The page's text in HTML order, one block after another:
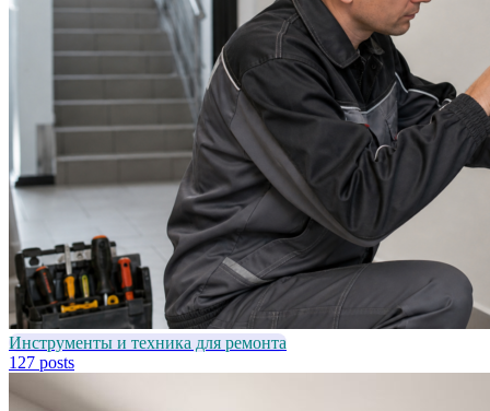
Инструменты и техника для ремонта
127 posts